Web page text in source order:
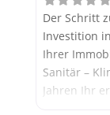
Der Schritt
Investition
Ihrer
Sanitär –
Jahren Ihr